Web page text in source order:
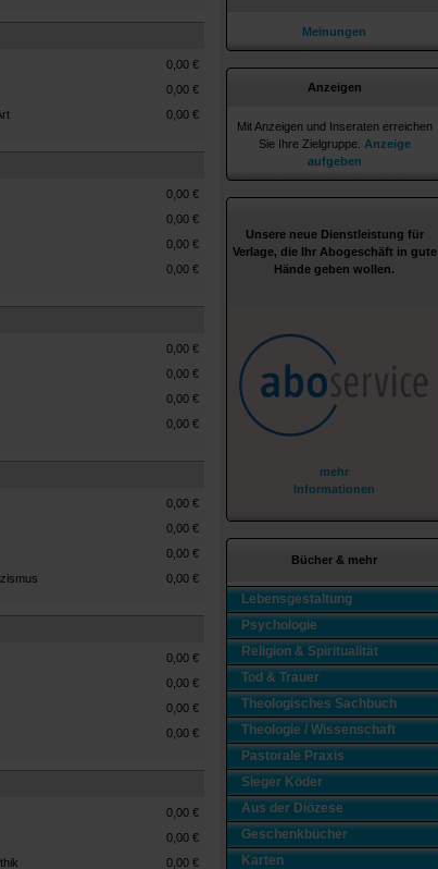
0,00€
0,00€
0,00€
0,00€
0,00€
0,00€
0,00€
0,00€
0,00€
0,00€
0,00€
0,00€
0,00€
0,00€
0,00€
0,00€
0,00€
0,00€
0,00€
0,00€
0,00€
0,00€
Meinungen
Anzeigen
Mit Anzeigen und Inseraten erreichen
Sie Ihre Zielgruppe. Anzeige
aufgeben
Unsere neue Dienstleistung für
Verlage, die Ihr Abogeschäft in gute
Hände geben wollen.
mehr
Informationen
Bücher & mehr
Lebensgestaltung
Psychologie
Religion & Spiritualität
Tod & Trauer
Theologisches Sachbuch
Theologie / Wissenschaft
Pastorale Praxis
Sieger Köder
Aus der Diözese
Geschenkbücher
Karten